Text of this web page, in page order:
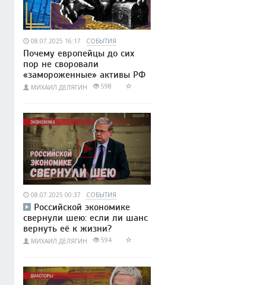
08.07.2025 16:17 СОБЫТИЯ
Почему европейцы до сих
пор не своровали
«замороженные» активы РФ
МИХАИЛ ДЕЛЯГИН 598
08.07.2025 00:37 СОБЫТИЯ
Российской экономике
свернули шею: если ли шанс
вернуть её к жизни?
МИХАИЛ ДЕЛЯГИН 594